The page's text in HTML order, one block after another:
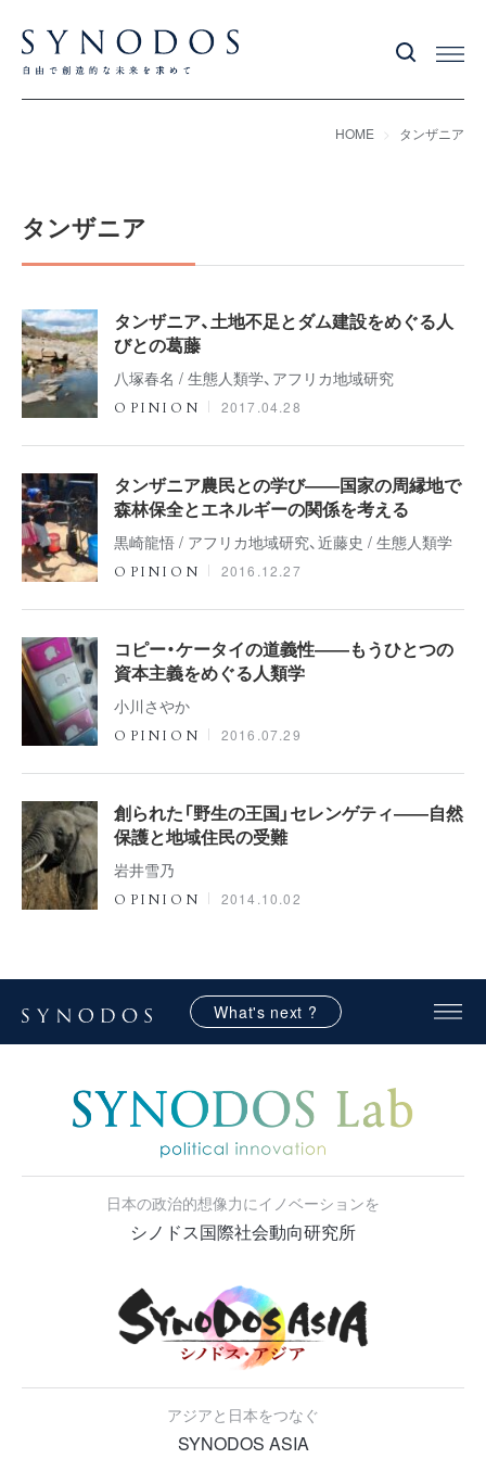
HOME タンザニア
タンザニア
タンザニア、土地不足とダム建設をめぐる人
びとの葛藤
八塚春名 / 生態人類学、アフリカ地域研究
OPINION 2017.04.28
タンザニア農民との学び――国家の周縁地で
森林保全とエネルギーの関係を考える
黒崎龍悟 / アフリカ地域研究、近藤史 / 生態人類学
OPINION 2016.12.27
コピー・ケータイの道義性――もうひとつの
資本主義をめぐる人類学
小川さやか
OPINION 2016.07.29
創られた「野生の王国」セレンゲティ――自然
保護と地域住民の受難
岩井雪乃
OPINION 2014.10.02
What's next ?
日本の政治的想像力にイノベーションを
シノドス国際社会動向研究所
アジアと日本をつなぐ
SYNODOS ASIA